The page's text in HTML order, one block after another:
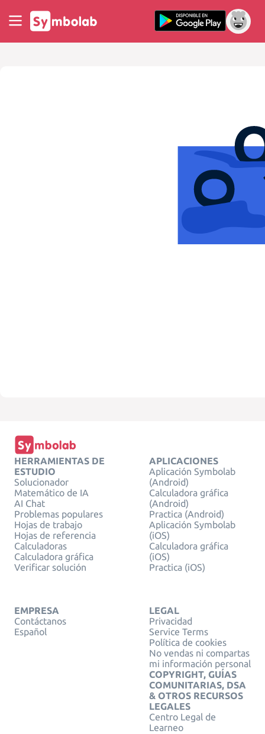
HERRAMIENTAS DE
ESTUDIO
Solucionador
Matemático de IA
AI Chat
Problemas populares
Hojas de trabajo
Hojas de referencia
Calculadoras
Calculadora gráfica
Verificar solución
APLICACIONES
Aplicación Symbolab
(Android)
Calculadora gráfica
(Android)
Practica (Android)
Aplicación Symbolab
(iOS)
Calculadora gráfica
(iOS)
Practica (iOS)
EMPRESA
Contáctanos
Español
LEGAL
Privacidad
Service Terms
Política de cookies
No vendas ni compartas
mi información personal
COPYRIGHT, GUÍAS
COMUNITARIAS, DSA
& OTROS RECURSOS
LEGALES
Centro Legal de
Learneo